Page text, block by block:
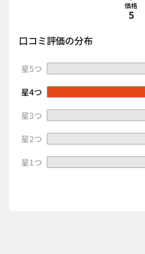
価格
5
口コミ評価の分布
星5つ
星4つ
星3つ
星2つ
星1つ